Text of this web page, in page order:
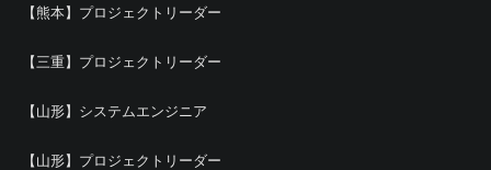
【熊本】プロジェクトリーダー
【三重】プロジェクトリーダー
【山形】システムエンジニア
【山形】プロジェクトリーダー